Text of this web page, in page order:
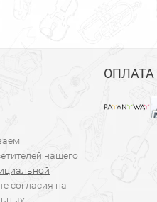
нашего
согласия на
ОПЛАТА